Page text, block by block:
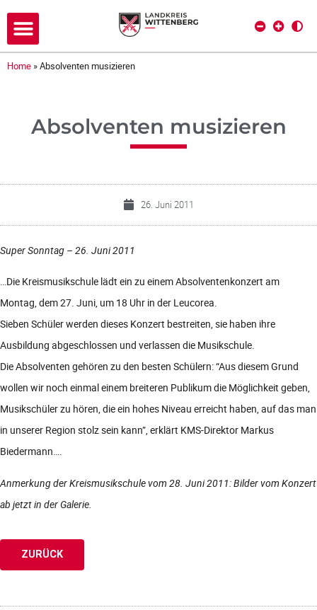
Home »Absolventen musizieren
Absolventen musizieren
26. Juni 2011
Super Sonntag – 26. Juni 2011
…Die Kreismusikschule lädt ein zu einem Absolventenkonzert am
Montag, dem 27. Juni, um 18 Uhr in der Leucorea.
Sieben Schüler werden dieses Konzert bestreiten, sie haben ihre
Ausbildung abgeschlossen und verlassen die Musikschule.
Die Absolventen gehören zu den besten Schülern: “Aus diesem Grund
wollen wir noch einmal einem breiteren Publikum die Möglichkeit geben,
Musikschüler zu hören, die ein hohes Niveau erreicht haben, auf das man
in unserer Region stolz sein kann”, erklärt KMS-Direktor Markus
Biedermann….
Anmerkung der Kreismusikschule vom 28. Juni 2011: Bilder vom Konzert
ab jetzt in der Galerie.
ZURÜCK